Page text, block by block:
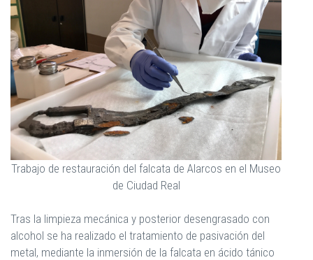
Trabajo de restauración del falcata de Alarcos en el Museo
de Ciudad Real
Tras la limpieza mecánica y posterior desengrasado con
alcohol se ha realizado el tratamiento de pasivación del
metal, mediante la inmersión de la falcata en ácido tánico